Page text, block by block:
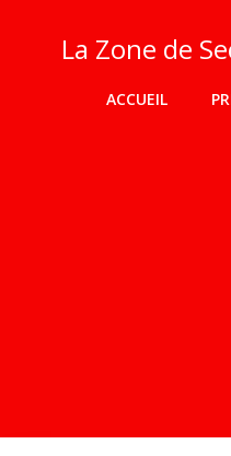
contenuLa Zone de
ACCUEIL